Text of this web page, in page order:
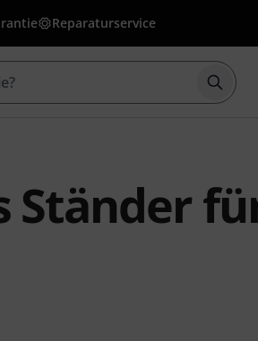
Reparaturservice
Ständer